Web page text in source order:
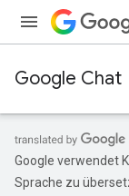
Google Chat
Google verwendet
Sprache zu